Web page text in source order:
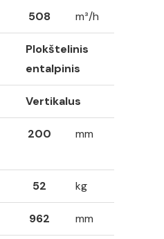
508 m³/h
Plokštelinis
entalpinis
Vertikalus
200 mm
52 kg
962 mm